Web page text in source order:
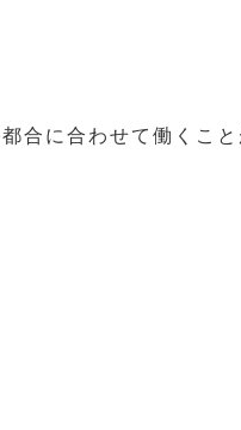
合に合わせて働くこと